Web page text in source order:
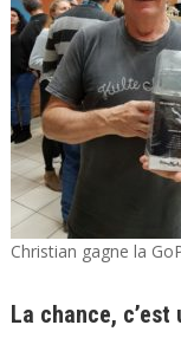
Christian gagne la
La chance,